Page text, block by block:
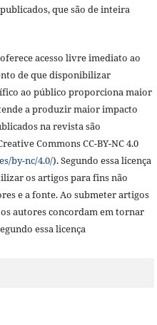
que são de inteira
acesso livre imediato ao
de que disponibilizar
ao público proporciona maior
a produzir maior impacto
na revista são
Commons CC-BY-NC 4.0
by-nc/4.0/). Segundo essa licença
os artigos para fins não
e a fonte. Ao submeter artigos
os autores concordam em tornar
essa licença